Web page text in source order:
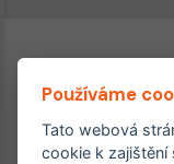
Používáme
Tato webová
cookie k zajištění